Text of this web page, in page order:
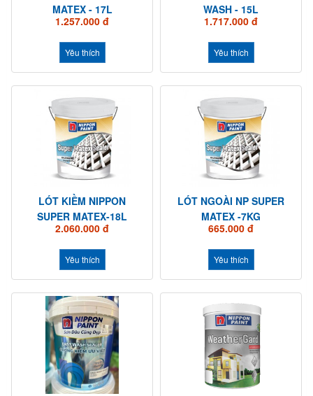
MATEX - 17L
1.257.000 đ
Yêu thích
WASH - 15L
1.717.000 đ
Yêu thích
LÓT KIỀM NIPPON
SUPER MATEX-18L
2.060.000 đ
Yêu thích
LÓT NGOÀI NP SUPER
MATEX -7KG
665.000 đ
Yêu thích